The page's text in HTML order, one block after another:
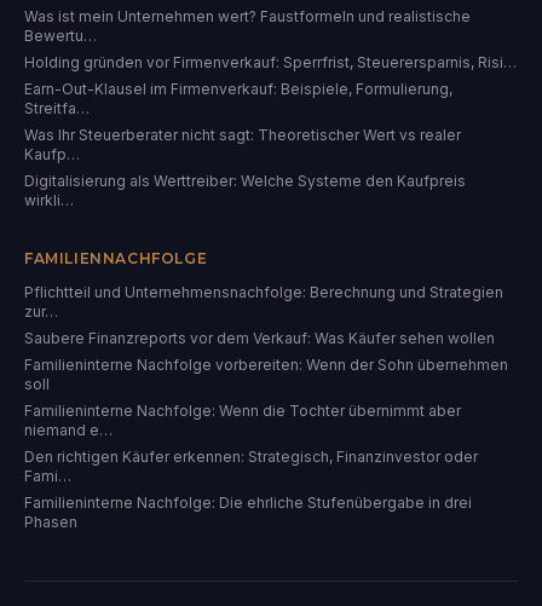
Was ist mein Unternehmen wert? Faustformeln und realistische
Bewertu…
Holding gründen vor Firmenverkauf: Sperrfrist, Steuerersparnis, Risi…
Earn-Out-Klausel im Firmenverkauf: Beispiele, Formulierung,
Streitfa…
Was Ihr Steuerberater nicht sagt: Theoretischer Wert vs realer
Kaufp…
Digitalisierung als Werttreiber: Welche Systeme den Kaufpreis
wirkli…
FAMILIENNACHFOLGE
Pflichtteil und Unternehmensnachfolge: Berechnung und Strategien
zur…
Saubere Finanzreports vor dem Verkauf: Was Käufer sehen wollen
Familieninterne Nachfolge vorbereiten: Wenn der Sohn übernehmen
soll
Familieninterne Nachfolge: Wenn die Tochter übernimmt aber
niemand e…
Den richtigen Käufer erkennen: Strategisch, Finanzinvestor oder
Fami…
Familieninterne Nachfolge: Die ehrliche Stufenübergabe in drei
Phasen